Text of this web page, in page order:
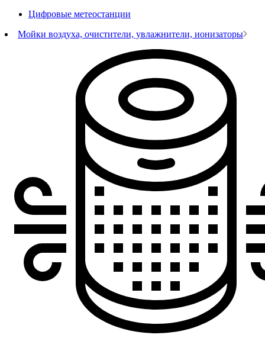
Цифровые метеостанции
Мойки воздуха, очистители, увлажнители, ионизаторы